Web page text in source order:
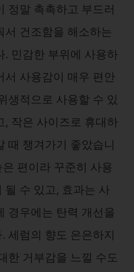
정말 촉촉하고 부드러
서 건조함을 해소하는
. 민감한 부위에 사용하
서 사용감이 매우 편안
생적으로 사용할 수 있
, 작은 사이즈로 휴대하
때 챙겨가기 좋았습니
편이라 꾸준히 사용
될 수 있고, 효과는 사
경우에는 탄력 개선을
세럼의 향도 은은하지
한 거부감을 느낄 수도